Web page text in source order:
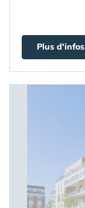
Plus d'infos